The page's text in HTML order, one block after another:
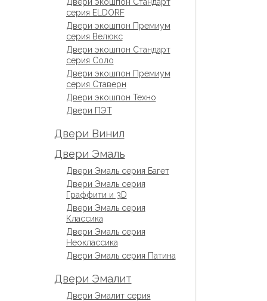
серия ELDORF
Двери экошпон Премиум
серия Велюкс
Двери экошпон Стандарт
серия Соло
Двери экошпон Премиум
серия Ставерн
Двери экошпон Техно
Двери ПЭТ
Двери Винил
Двери Эмаль
Двери Эмаль серия Багет
Двери Эмаль серия
Граффити и 3D
Двери Эмаль серия
Классика
Двери Эмаль серия
Неоклассика
Двери Эмаль серия Патина
Двери Эмалит
Двери Эмалит серия